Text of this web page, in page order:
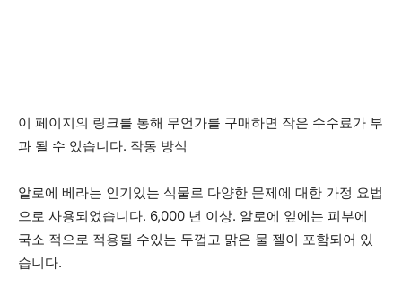
이 페이지의 링크를 통해 무언가를 구매하면 작은 수수료가 부
과 될 수 있습니다. 작동 방식
알로에 베라는 인기있는 식물로 다양한 문제에 대한 가정 요법
으로 사용되었습니다. 6,000 년 이상. 알로에 잎에는 피부에
국소 적으로 적용될 수있는 두껍고 맑은 물 젤이 포함되어 있
습니다.